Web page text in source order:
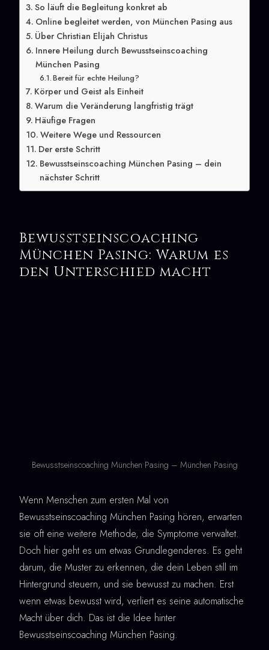
So läuft die Begleitung konkret ab
Online begleitet werden, von München Pasing aus
Über Christian Elijah Christus
Innere Heilung durch Bewusstseinscoaching
München Pasing
Bereit für echte Heilung?
Körper und Geist als Einheit
Warum die Veränderung langfristig trägt
Häufige Fragen
Weitere Wege und Ressourcen
Der erste Schritt
Bewusstseinscoaching München Pasing – dein
nächster Schritt
Bewusstseinscoaching
München Pasing: Warum es
den Unterschied macht
Bewusstseinscoaching München Pasing – München Pasing
Wenn Menschen zum ersten Mal von
Bewusstseinscoaching München Pasing hören, erwarten
sie oft eine weitere Methode, die Symptome verwaltet.
Doch hier geht es um etwas Grundlegenderes. Es geht
darum, die Muster zu erkennen, die dein Leben still im
Hintergrund steuern, und sie bewusst zu machen. Erst
wenn etwas bewusst wird, verliert es seine automatische
Macht über dich. Das ist die Idee hinter
Bewusstseinscoaching München Pasing.